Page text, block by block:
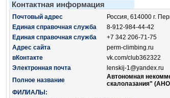
Контактная информация
Почтовый адрес
Россия, 614000 г.
Единая справочная служба
8-912-984-44-42
Единая справочная служба
+7 342 206-71-75
Адрес сайта
perm-climbing.ru
вКонтакте
vk.com/club362322
Электронная почта
lenskij-1@yandex.ru
Полное название
Автономная
скалолазания"
ФИЛИАЛЫ: